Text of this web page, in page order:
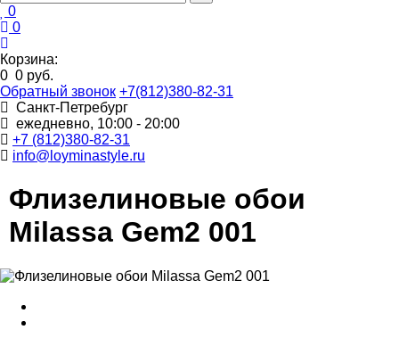
0
0
Корзина:
0 0 руб.
Обратный звонок +7(812)380-82-31
Санкт-Петребург
ежедневно, 10:00 - 20:00
+7 (812)380-82-31
info@loyminastyle.ru
Флизелиновые обои
Milassa Gem2 001